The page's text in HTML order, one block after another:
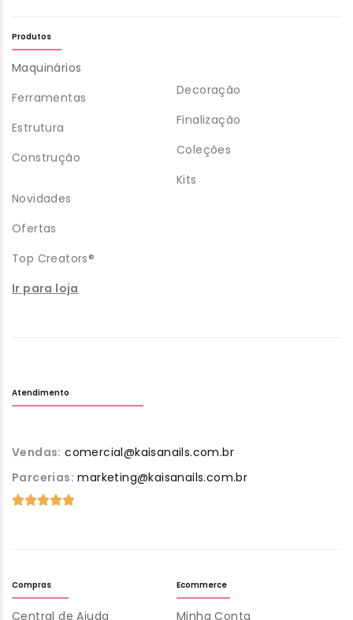
Produtos
Maquinários
Ferramentas
Estrutura
Construção
Decoração
Finalização
Coleções
Kits
Novidades
Ofertas
Top Creators®
Ir para loja
Atendimento
Vendas: comercial@kaisanails.com.br
Parcerias: marketing@kaisanails.com.br
Compras
Central de Ajuda
Ecommerce
Minha Conta